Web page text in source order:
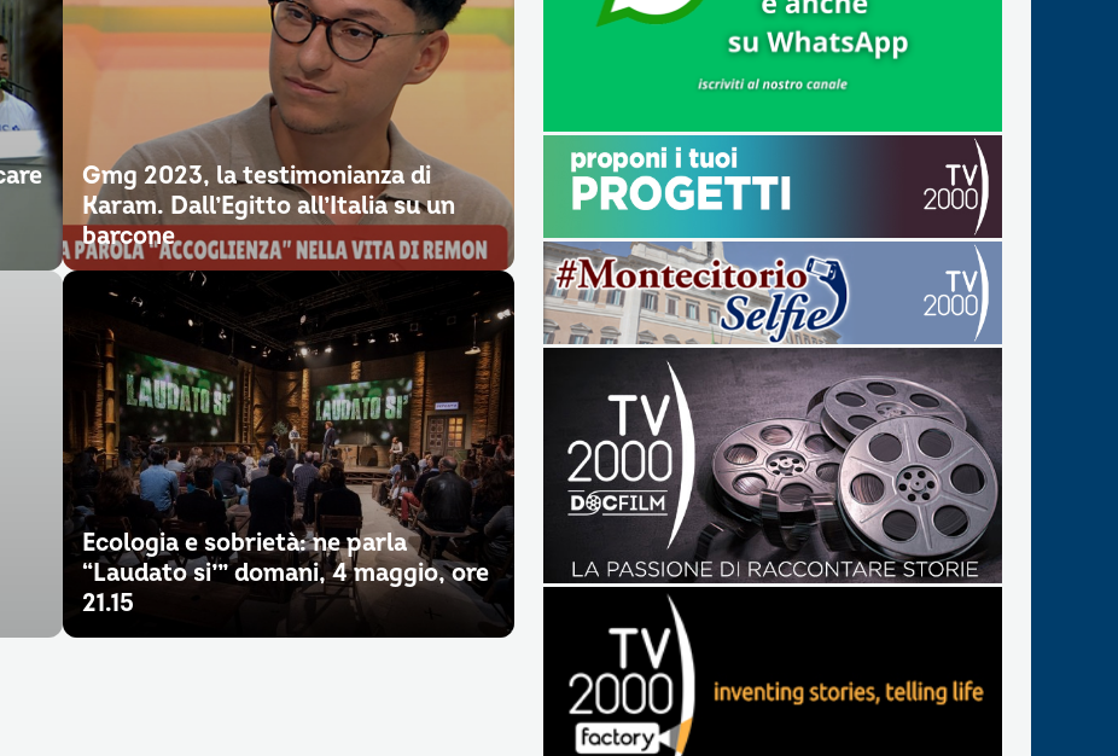
Gmg 2023, la testimonianza di
Karam. Dall’Egitto all’Italia su un
barcone
Ecologia e sobrietà: ne parla
“Laudato si’” domani, 4 maggio, ore
21.15